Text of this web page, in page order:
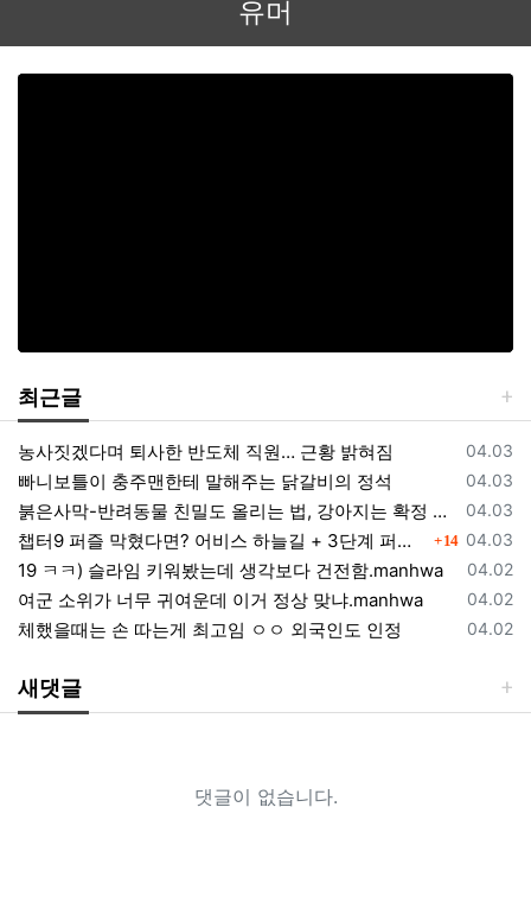
유머
최근글
등록일
04.03
농사짓겠다며 퇴사한 반도체 직원… 근황 밝혀짐
등록일
04.03
빠니보틀이 충주맨한테 말해주는 닭갈비의 정석
등록일
04.03
붉은사막-반려동물 친밀도 올리는 법, 강아지는 확정 고양이는 조건 확인
등록일
04.03
챕터9 퍼즐 막혔다면? 어비스 하늘길 + 3단계 퍼즐 공략 순서 정리 (길찾기 포함) 댓글
14
등록일
04.02
19 ㅋㅋ) 슬라임 키워봤는데 생각보다 건전함.manhwa
등록일
04.02
여군 소위가 너무 귀여운데 이거 정상 맞냐.manhwa
등록일
04.02
체했을때는 손 따는게 최고임 ㅇㅇ 외국인도 인정
새댓글
댓글이 없습니다.